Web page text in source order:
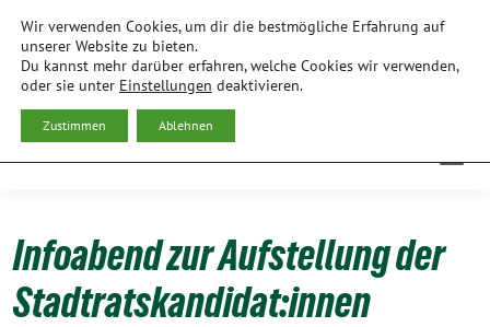
zum
Inhalt
BÜNDNIS 90/DIE GRÜNEN
ORTSVERBAND FREISING
Infoabend zur Aufstellung der
Stadtratskandidat:innen
Wir verwenden Cookies, um dir die bestmögliche Erfahrung auf
unserer Website zu bieten.
Du kannst mehr darüber erfahren, welche Cookies wir verwenden,
oder sie unter Einstellungen deaktivieren.
Zustimmen Ablehnen